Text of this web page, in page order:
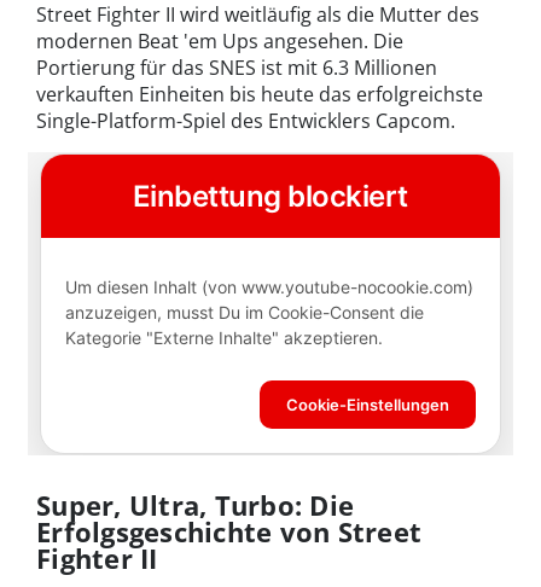
Street Fighter II wird weitläufig als die Mutter des
modernen Beat 'em Ups angesehen. Die
Portierung für das SNES ist mit 6.3 Millionen
verkauften Einheiten bis heute das erfolgreichste
Single-Platform-Spiel des Entwicklers Capcom.
Super, Ultra, Turbo: Die
Erfolgsgeschichte von Street
Fighter II